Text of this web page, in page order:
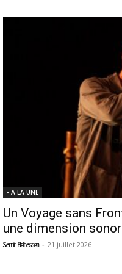
- A LA UNE
Un Voyage sans
une dimension
Samir Belhassen - 21 juillet 2026